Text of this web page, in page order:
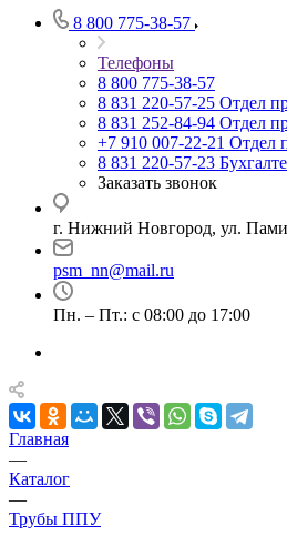
8 800 775-38-57
Телефоны
8 800 775-38-57
8 831 220-57-25 Отдел
8 831 252-84-94 Отдел
+7 910 007-22-21 Отдел
8 831 220-57-23
Заказать звонок
г. Нижний Новгород, ул.
psm_nn@mail.ru
Пн. – Пт.: с 08:00 до 17:00
Главная
—
Каталог
—
Трубы ППУ